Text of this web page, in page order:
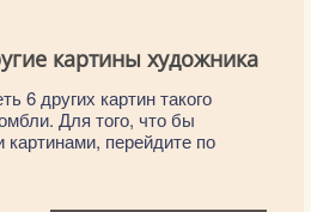
картины художника
6 других картин такого
Для того, что бы
картинами, перейдите по